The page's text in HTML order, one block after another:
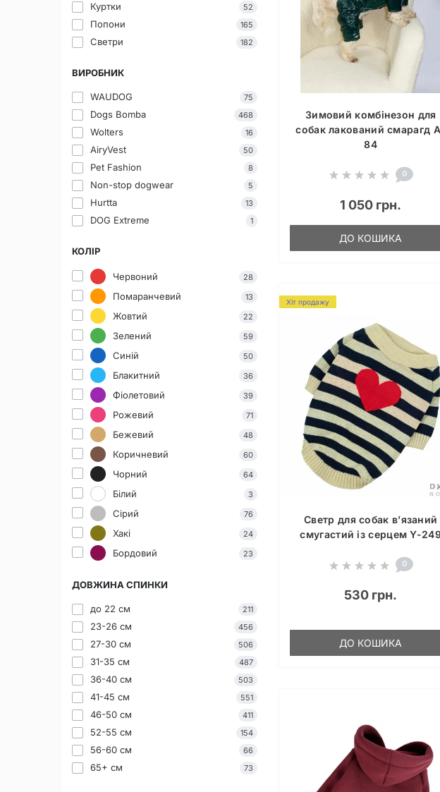
Куртки 52
Попони 165
Светри 182
ВИРОБНИК
WAUDOG 75
Dogs Bomba 468
Wolters 16
AiryVest 50
Pet Fashion 8
Non-stop dogwear 5
Hurtta 13
DOG Extreme 1
КОЛІР
Червоний 28
Помаранчевий 13
Жовтий 22
Зелений 59
Синій 50
Блакитний 36
Фіолетовий 39
Рожевий 71
Бежевий 48
Коричневий 60
Чорний 64
Білий 3
Сірий 76
Хакі 24
Бордовий 23
ДОВЖИНА СПИНКИ
до 22 см 211
23-26 см 456
27-30 см 506
31-35 см 487
36-40 см 503
41-45 см 551
46-50 см 411
52-55 см 154
56-60 см 66
65+ см 73
Зимовий комбінезон для
собак лакований смарагд
84
0
1 050 грн.
ДО КОШИКА
Хіт продажу
Светр для собак в’язаний
смугастий із серцем Y-
0
530 грн.
ДО КОШИКА